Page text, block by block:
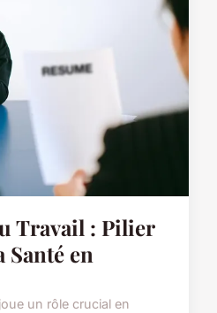
Travail : Pilier
Santé en
un rôle crucial en